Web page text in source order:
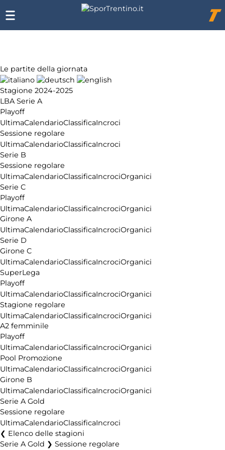
Le partite della giornata
Stagione 2024-2025
LBA Serie A
Playoff
UltimaCalendarioClassificaIncroci
Sessione regolare
UltimaCalendarioClassificaIncroci
Serie B
Sessione regolare
UltimaCalendarioClassificaIncrociOrganici
Serie C
Playoff
UltimaCalendarioClassificaIncrociOrganici
Girone A
UltimaCalendarioClassificaIncrociOrganici
Serie D
Girone C
UltimaCalendarioClassificaIncrociOrganici
SuperLega
Playoff
UltimaCalendarioClassificaIncrociOrganici
Stagione regolare
UltimaCalendarioClassificaIncrociOrganici
A2 femminile
Playoff
UltimaCalendarioClassificaIncrociOrganici
Pool Promozione
UltimaCalendarioClassificaIncrociOrganici
Girone B
UltimaCalendarioClassificaIncrociOrganici
Serie A Gold
Sessione regolare
UltimaCalendarioClassificaIncroci
Elenco delle stagioni
Serie A Gold ❯ Sessione regolare
Chi
siamo
Affiliazione